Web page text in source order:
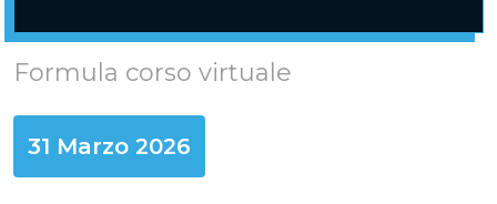
Formula corso virtuale
31 Marzo 2026